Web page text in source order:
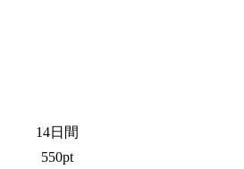
14日間
550pt